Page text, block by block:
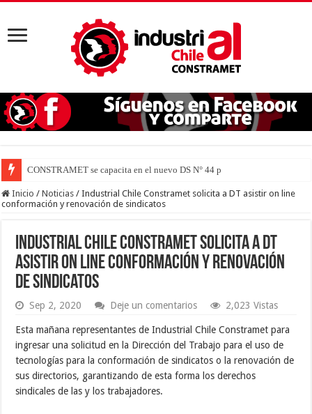
CONSTRAMET se capacita en el nuevo DS N° 44 para defender la v
Inicio / Noticias / Industrial Chile Constramet solicita a DT asistir on line
conformación y renovación de sindicatos
Industrial Chile Constramet solicita a DT
asistir on line conformación y renovación
de sindicatos
Sep 2, 2020 Deje un comentarios 2,023 Vistas
Esta mañana representantes de Industrial Chile Constramet para
ingresar una solicitud en la Dirección del Trabajo para el uso de
tecnologías para la conformación de sindicatos o la renovación de
sus directorios, garantizando de esta forma los derechos
sindicales de las y los trabajadores.